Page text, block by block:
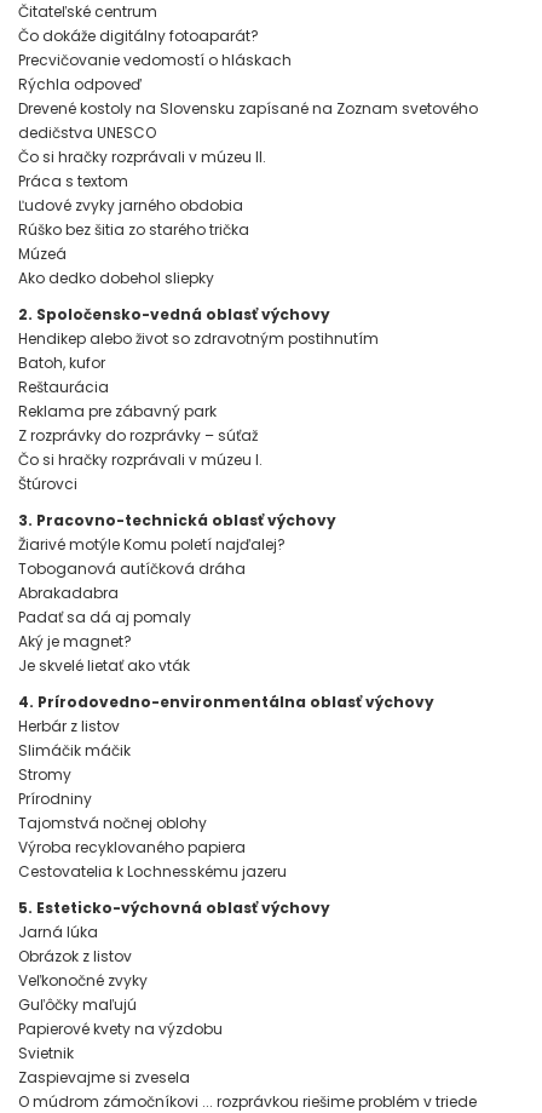
Čitateľské centrum
Čo dokáže digitálny fotoaparát?
Precvičovanie vedomostí o hláskach
Rýchla odpoveď
Drevené kostoly na Slovensku zapísané na Zoznam svetového
dedičstva UNESCO
Čo si hračky rozprávali v múzeu II.
Práca s textom
Ľudové zvyky jarného obdobia
Rúško bez šitia zo starého trička
Múzeá
Ako dedko dobehol sliepky
2. Spoločensko-vedná oblasť výchovy
Hendikep alebo život so zdravotným postihnutím
Batoh, kufor
Reštaurácia
Reklama pre zábavný park
Z rozprávky do rozprávky – súťaž
Čo si hračky rozprávali v múzeu I.
Štúrovci
3. Pracovno-technická oblasť výchovy
Žiarivé motýle Komu poletí najďalej?
Toboganová autíčková dráha
Abrakadabra
Padať sa dá aj pomaly
Aký je magnet?
Je skvelé lietať ako vták
4. Prírodovedno-environmentálna oblasť výchovy
Herbár z listov
Slimáčik máčik
Stromy
Prírodniny
Tajomstvá nočnej oblohy
Výroba recyklovaného papiera
Cestovatelia k Lochnesskému jazeru
5. Esteticko-výchovná oblasť výchovy
Jarná lúka
Obrázok z listov
Veľkonočné zvyky
Guľôčky maľujú
Papierové kvety na výzdobu
Svietnik
Zaspievajme si zvesela
O múdrom zámočníkovi ... rozprávkou riešime problém v triede